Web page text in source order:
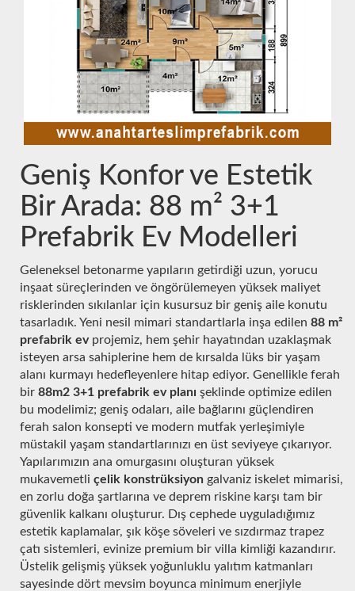
Geniş Konfor ve Estetik
Bir Arada: 88 m² 3+1
Prefabrik Ev Modelleri
Geleneksel betonarme yapıların getirdiği uzun, yorucu
inşaat süreçlerinden ve öngörülemeyen yüksek maliyet
risklerinden sıkılanlar için kusursuz bir geniş aile konutu
tasarladık. Yeni nesil mimari standartlarla inşa edilen 88 m²
prefabrik evprojemiz, hem şehir hayatından uzaklaşmak
isteyen arsa sahiplerine hem de kırsalda lüks bir yaşam
alanı kurmayı hedefleyenlere hitap ediyor. Genellikle ferah
bir 88m2 3+1 prefabrik ev planı şeklinde optimize edilen
bu modelimiz; geniş odaları, aile bağlarını güçlendiren
ferah salon konsepti ve modern mutfak yerleşimiyle
müstakil yaşam standartlarınızı en üst seviyeye çıkarıyor.
Yapılarımızın ana omurgasını oluşturan yüksek
mukavemetli çelik konstrüksiyon galvaniz iskelet mimarisi,
en zorlu doğa şartlarına ve deprem riskine karşı tam bir
güvenlik kalkanı oluşturur. Dış cephede uyguladığımız
estetik kaplamalar, şık köşe söveleri ve sızdırmaz trapez
çatı sistemleri, evinize premium bir villa kimliği kazandırır.
Üstelik gelişmiş yüksek yoğunluklu yalıtım katmanları
sayesinde dört mevsim boyunca minimum enerjiyle